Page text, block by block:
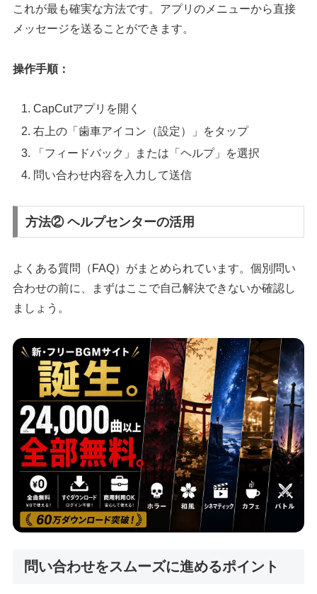
これが最も確実な方法です。アプリのメニューから直接
メッセージを送ることができます。
操作手順：
CapCutアプリを開く
右上の「歯車アイコン（設定）」をタップ
「フィードバック」または「ヘルプ」を選択
問い合わせ内容を入力して送信
方法② ヘルプセンターの活用
よくある質問（FAQ）がまとめられています。個別問い
合わせの前に、まずはここで自己解決できないか確認し
ましょう。
問い合わせをスムーズに進めるポイント